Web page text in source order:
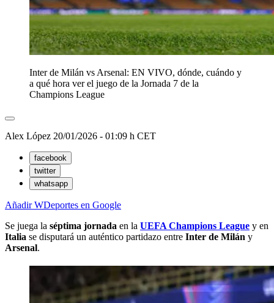
Inter de Milán vs Arsenal: EN VIVO, dónde, cuándo y
a qué hora ver el juego de la Jornada 7 de la
Champions League
Alex López 20/01/2026 - 01:09 h CET
facebook
twitter
whatsapp
Añadir WDeportes en Google
Se juega la séptima jornada en la UEFA Champions League y en
Italia se disputará un auténtico partidazo entre Inter de Milán y
Arsenal.